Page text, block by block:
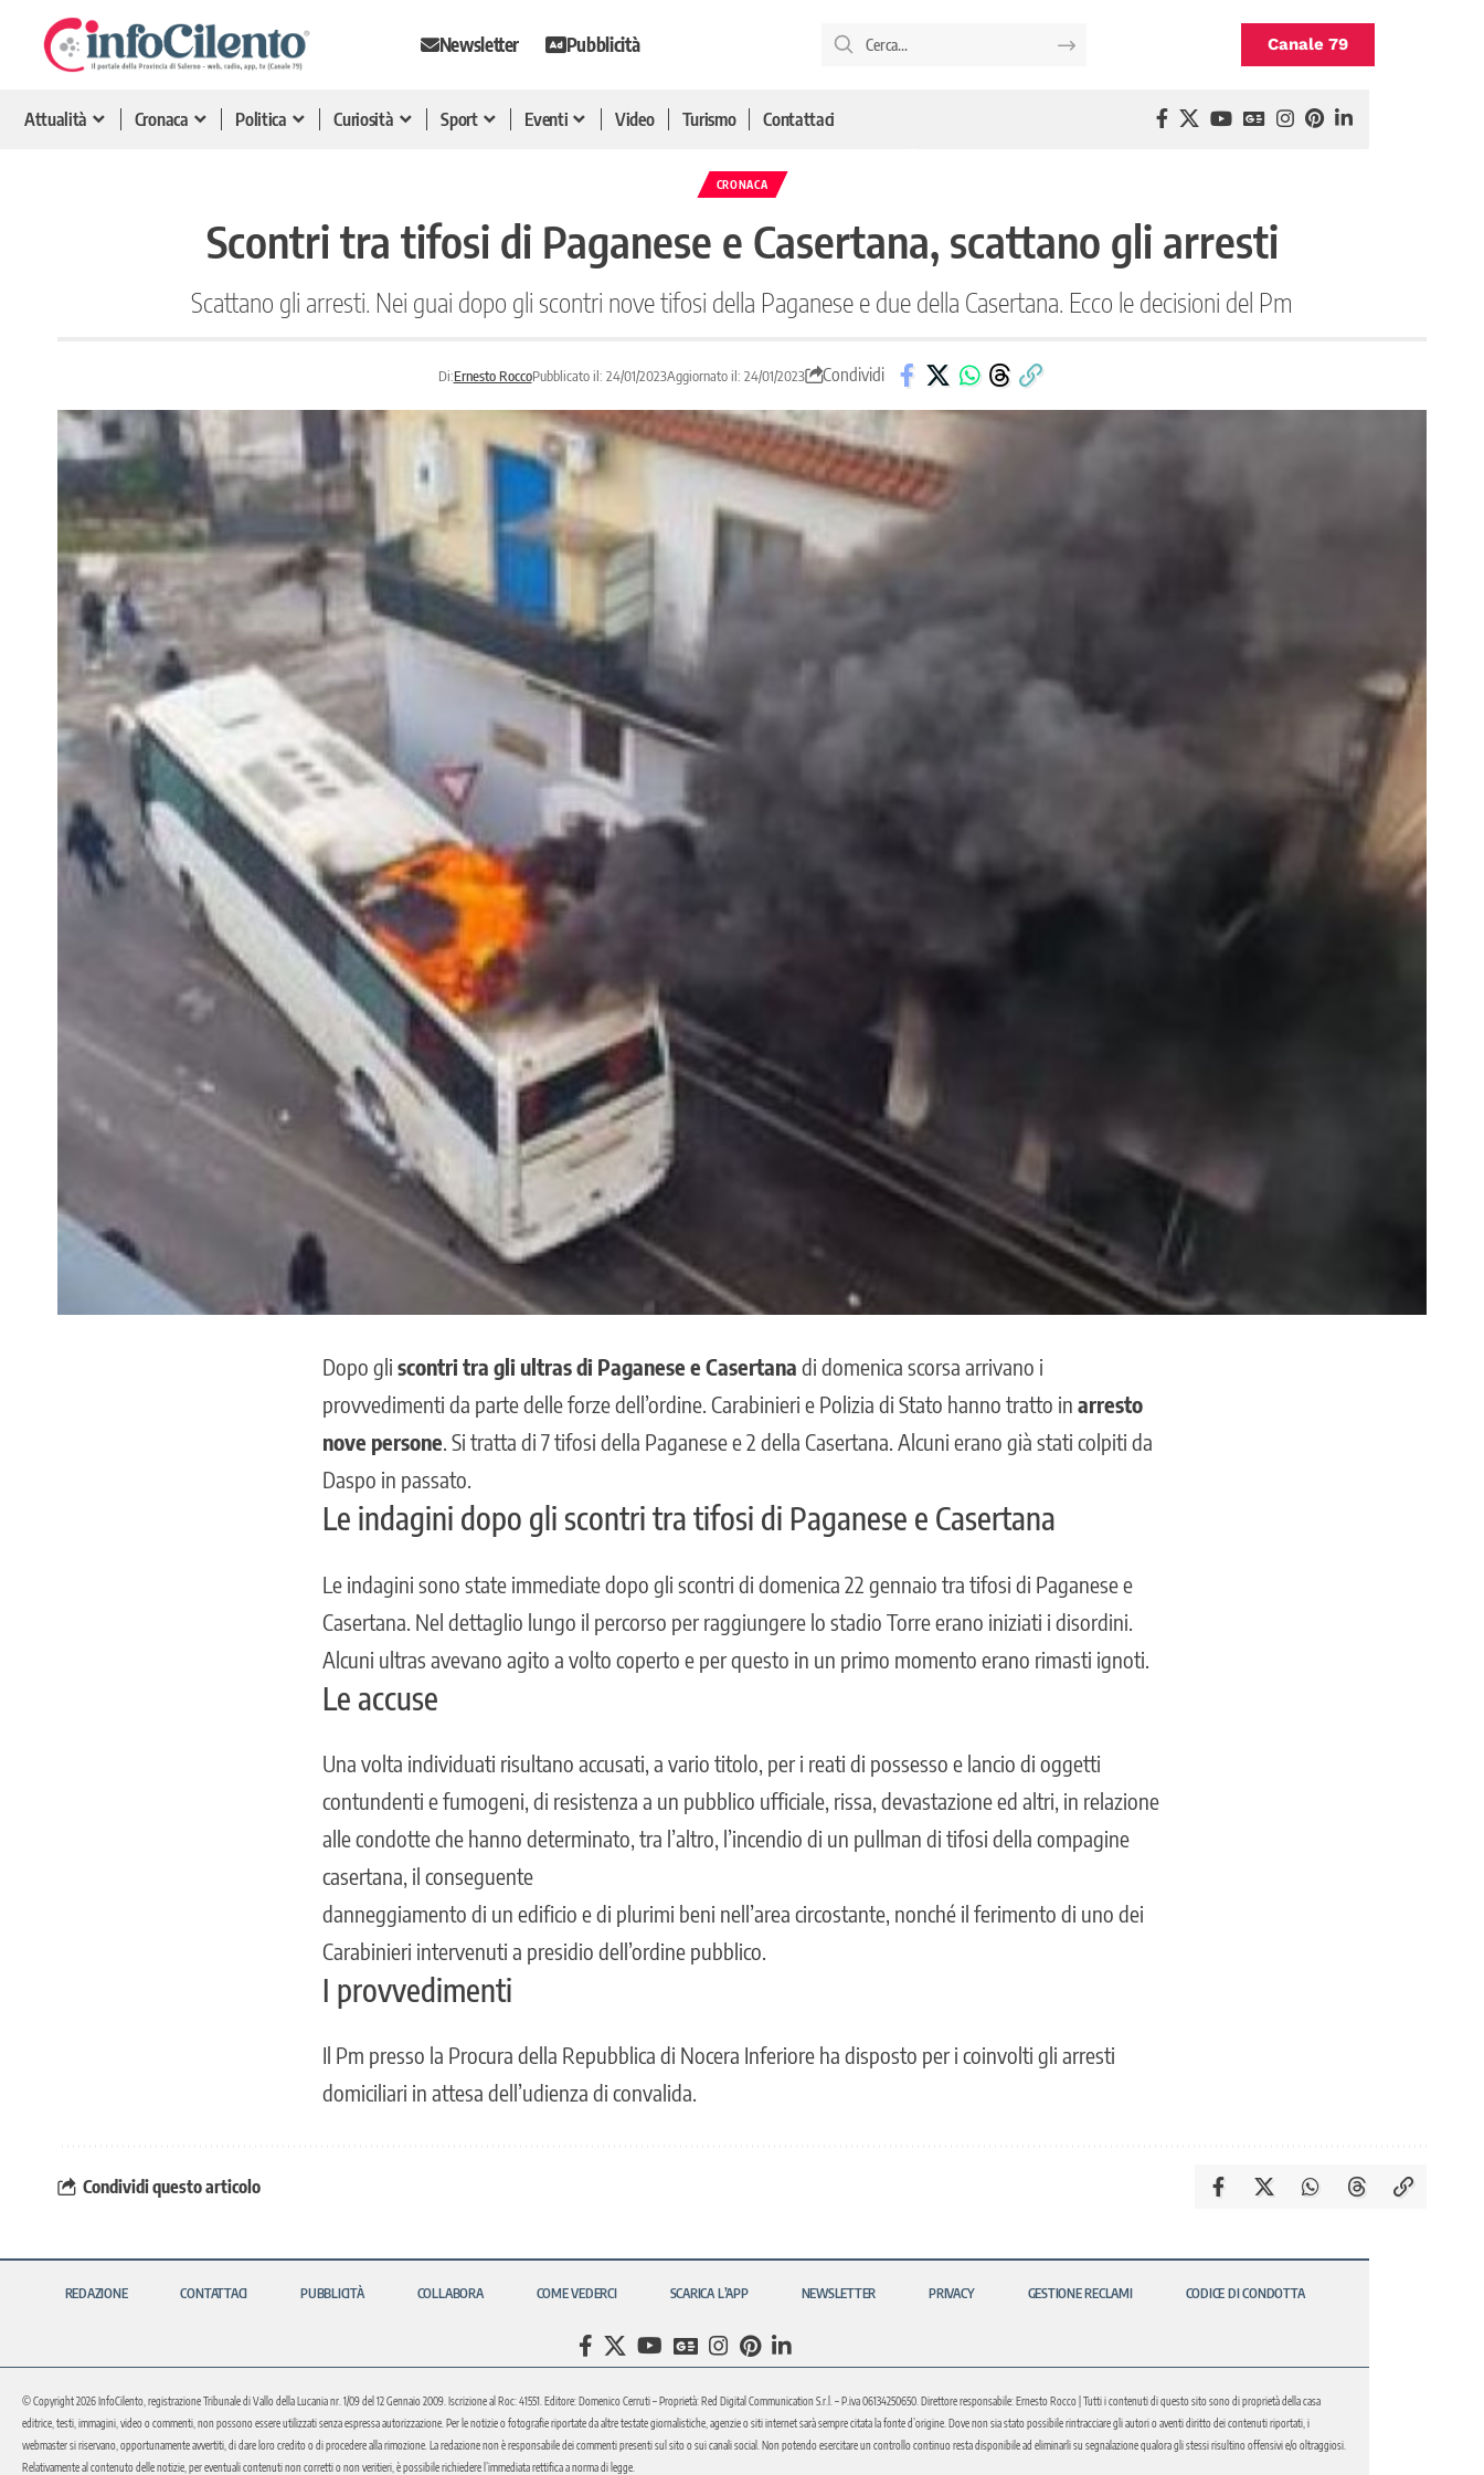
Newsletter Pubblicità Canale 79
Attualità Cronaca Politica Curiosità Sport Eventi Video Turismo Contattaci
CRONACA
Scontri tra tifosi di Paganese e Casertana, scattano gli arresti
Scattano gli arresti. Nei guai dopo gli scontri nove tifosi della Paganese e due della Casertana. Ecco le decisioni del Pm
Di:Ernesto RoccoPubblicato il: 24/01/2023Aggiornato il: 24/01/2023 Condividi
Dopo gli scontri tra gli ultras di Paganese e Casertana di domenica scorsa arrivano i
provvedimenti da parte delle forze dell’ordine. Carabinieri e Polizia di Stato hanno tratto in arresto
nove persone. Si tratta di 7 tifosi della Paganese e 2 della Casertana. Alcuni erano già stati colpiti da
Daspo in passato.
Le indagini dopo gli scontri tra tifosi di Paganese e Casertana
Le indagini sono state immediate dopo gli scontri di domenica 22 gennaio tra tifosi di Paganese e
Casertana. Nel dettaglio lungo il percorso per raggiungere lo stadio Torre erano iniziati i disordini.
Alcuni ultras avevano agito a volto coperto e per questo in un primo momento erano rimasti ignoti.
Le accuse
Una volta individuati risultano accusati, a vario titolo, per i reati di possesso e lancio di oggetti
contundenti e fumogeni, di resistenza a un pubblico ufficiale, rissa, devastazione ed altri, in relazione
alle condotte che hanno determinato, tra l’altro, l’incendio di un pullman di tifosi della compagine
casertana, il conseguente
danneggiamento di un edificio e di plurimi beni nell’area circostante, nonché il ferimento di uno dei
Carabinieri intervenuti a presidio dell’ordine pubblico.
I provvedimenti
Il Pm presso la Procura della Repubblica di Nocera Inferiore ha disposto per i coinvolti gli arresti
domiciliari in attesa dell’udienza di convalida.
Condividi questo articolo
REDAZIONE CONTATTACI PUBBLICITÀ COLLABORA COME VEDERCI SCARICA L’APP NEWSLETTER PRIVACY GESTIONE RECLAMI CODICE DI CONDOTTA
© Copyright 2026 InfoCilento, registrazione Tribunale di Vallo della Lucania nr. 1/09 del 12 Gennaio 2009. Iscrizione al Roc: 41551. Editore: Domenico Cerruti – Proprietà: Red Digital Communication S.r.l. – P.iva 06134250650. Direttore responsabile: Ernesto Rocco | Tutti i contenuti di questo sito sono di proprietà della casa
editrice, testi, immagini, video o commenti, non possono essere utilizzati senza espressa autorizzazione. Per le notizie o fotografie riportate da altre testate giornalistiche, agenzie o siti internet sarà sempre citata la fonte d’origine. Dove non sia stato possibile rintracciare gli autori o aventi diritto dei contenuti riportati, i
webmaster si riservano, opportunamente avvertiti, di dare loro credito o di procedere alla rimozione. La redazione non è responsabile dei commenti presenti sul sito o sui canali social. Non potendo esercitare un controllo continuo resta disponibile ad eliminarli su segnalazione qualora gli stessi risultino offensivi e/o oltraggiosi.
Relativamente al contenuto delle notizie, per eventuali contenuti non corretti o non veritieri, è possibile richiedere l’immediata rettifica a norma di legge.